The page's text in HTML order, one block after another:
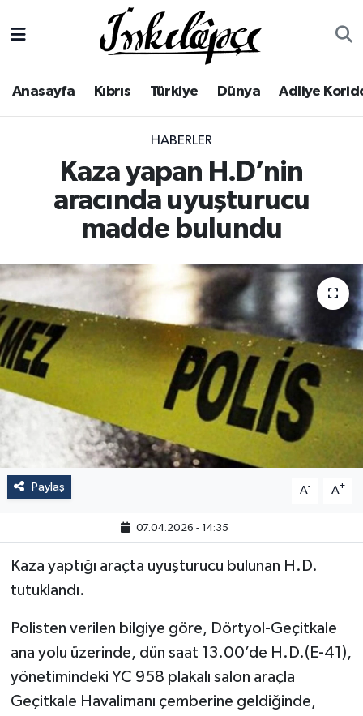
Anasayfa Kıbrıs Türkiye Dünya Adliye
HABERLER
Kaza yapan H.D’nin
aracında uyuşturucu
madde bulundu
Paylaş A- A+
07.04.2026 - 14:35
Kaza yaptığı araçta uyuşturucu bulunan H.D.
tutuklandı.
Polisten verilen bilgiye göre, Dörtyol-Geçitkale
ana yolu üzerinde, dün saat 13.00’de H.D.(E-41),
yönetimindeki YC 958 plakalı salon araçla
Geçitkale Havalimanı çemberine geldiğinde,
Kıbrıs
Dünya
Adliye Koridoru
Ekonomi
Spor
Yaşam
Lefkoşa Nöbetçi Eczaneler
Lefkoşa Hava Durumu
Lefkoşa Trafik Yoğunluk Haritası
Süper Lig Puan Durumu ve Fikstür
Tüm Manşetler
Son Dakika Haberleri
Haber Arşivi